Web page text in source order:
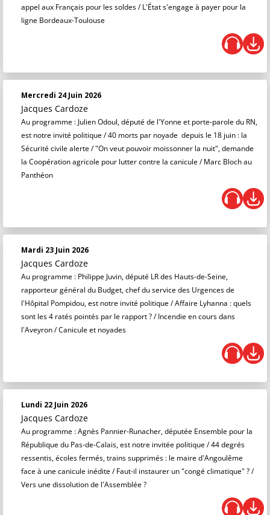
appel aux Français pour les soldes / L'État s'engage à payer pour la
ligne Bordeaux-Toulouse
Mercredi 24 Juin 2026
Jacques Cardoze
Au programme : Julien Odoul, député de l'Yonne et porte-parole du RN,
est notre invité politique / 40 morts par noyade depuis le 18 juin : la
Sécurité civile alerte / "On veut pouvoir moissonner la nuit", demande
la Coopération agricole pour lutter contre la canicule / Marc Bloch au
Panthéon
Mardi 23 Juin 2026
Jacques Cardoze
Au programme : Philippe Juvin, député LR des Hauts-de-Seine,
rapporteur général du Budget, chef du service des Urgences de
l'Hôpital Pompidou, est notre invité politique / Affaire Lyhanna : quels
sont les 4 ratés pointés par le rapport ? / Incendie en cours dans
l'Aveyron / Canicule et noyades
Lundi 22 Juin 2026
Jacques Cardoze
Au programme : Agnès Pannier-Runacher, députée Ensemble pour la
République du Pas-de-Calais, est notre invitée politique / 44 degrés
ressentis, écoles fermés, trains supprimés : le maire d'Angoulême
face à une canicule inédite / Faut-il instaurer un "congé climatique" ? /
Vers une dissolution de l'Assemblée ?